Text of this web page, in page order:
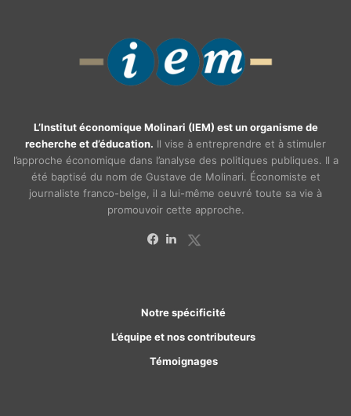
L’Institut économique Molinari (IEM) est un organisme de
recherche et d’éducation. Il vise à entreprendre et à stimuler
l’approche économique dans l’analyse des politiques publiques. Il a
été baptisé du nom de Gustave de Molinari. Économiste et
journaliste franco-belge, il a lui-même oeuvré toute sa vie à
promouvoir cette approche.
Notre spécificité
L’équipe et nos contributeurs
Témoignages